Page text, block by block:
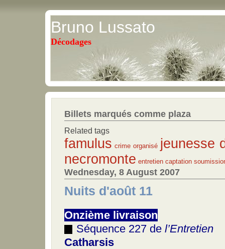
Bruno Lussato
Décodages
Billets marqués comme plaza
Related tags
famulus crime organisé jeunesse
necromonte entretien captation
Wednesday, 8 August 2007
Nuits d'août 11
Onzième livraison
Séquence 227 de l’Entretien
Catharsis